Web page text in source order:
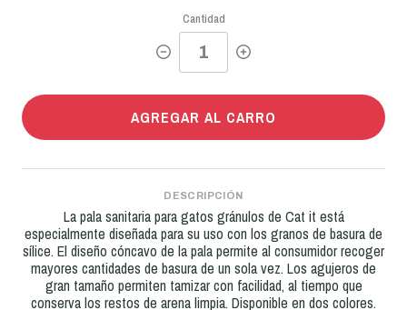
Cantidad
AGREGAR AL CARRO
DESCRIPCIÓN
La pala sanitaria para gatos gránulos de Cat it está
especialmente diseñada para su uso con los granos de basura de
sílice. El diseño cóncavo de la pala permite al consumidor recoger
mayores cantidades de basura de un sola vez. Los agujeros de
gran tamaño permiten tamizar con facilidad, al tiempo que
conserva los restos de arena limpia. Disponible en dos colores.